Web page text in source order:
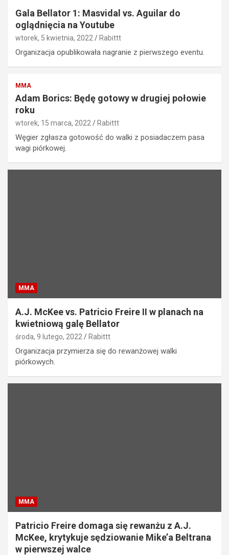
Gala Bellator 1: Masvidal vs. Aguilar do
oglądnięcia na Youtube
wtorek, 5 kwietnia, 2022 Rabittt
Organizacja opublikowała nagranie z pierwszego eventu.
MMA
Adam Borics: Będę gotowy w drugiej połowie
roku
wtorek, 15 marca, 2022 Rabittt
Węgier zgłasza gotowość do walki z posiadaczem pasa
wagi piórkowej.
MMA
A.J. McKee vs. Patricio Freire II w planach na
kwietniową galę Bellator
środa, 9 lutego, 2022 Rabittt
Organizacja przymierza się do rewanżowej walki
piórkowych.
MMA
Patricio Freire domaga się rewanżu z A.J.
McKee, krytykuje sędziowanie Mike’a Beltrana
w pierwszej walce